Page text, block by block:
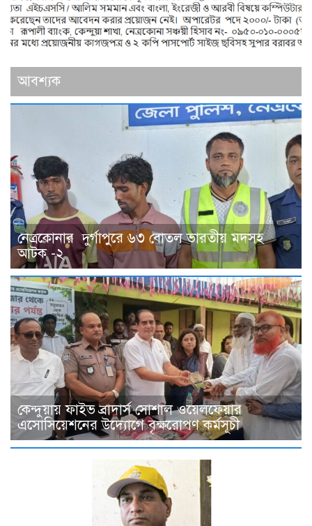
আবশ্যক
নেত্রকোনার দুর্গাপুরে ৬৩ বোতল ভারতীয় মদসহ
আটক -২
কেন্দুয়ায় ফাইভ ব্রাদার্স সোশাল ওয়েলফেয়ার
এসোসিয়েশনের উদ্যোগে বৃক্ষরোপণ কর্মসূচী